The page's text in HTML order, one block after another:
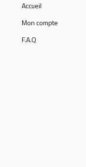
Accueil
Mon compte
F.A.Q